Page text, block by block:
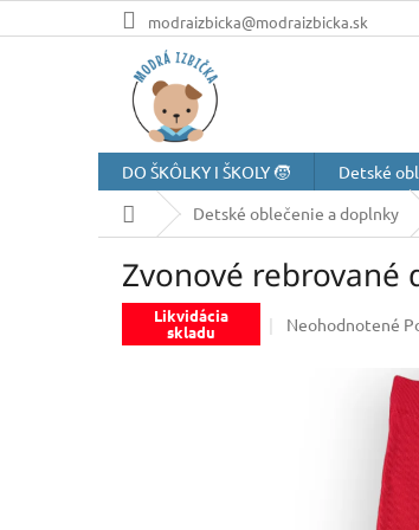
na
modraizbicka@modraizbicka.sk
DO ŠKÔLKY I ŠKOLY 🧒 Detské
DomovDetské oblečenie a doplnky
Zvonové rebrované
Likvidácia
skladu
Priemerné
Neohodnotené